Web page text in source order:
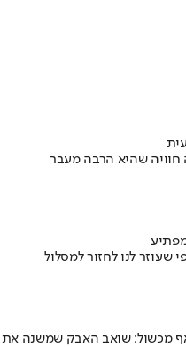
חוויה שהיא הרבה מעבר
לנו לחזור למסלול
מכשול: שואב האבק שמשנה את